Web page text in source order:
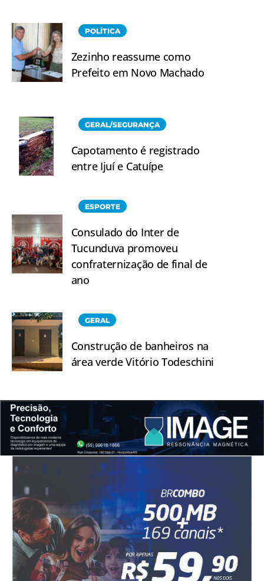
POLÍTICA
Zezinho reassume como
Prefeito em Novo Machado
GERAL/SEGURANÇA
Capotamento é registrado
entre Ijuí e Catuípe
ESPORTE
Consulado do Inter de
Tucunduva promoveu
confraternização de final de
ano
GERAL
Construção de banheiros na
área verde Vitório Todeschini